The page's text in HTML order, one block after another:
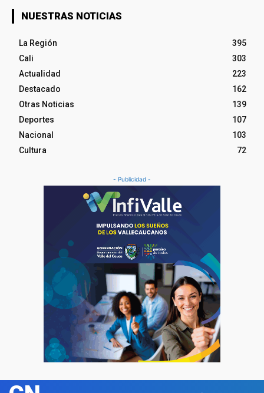
NUESTRAS NOTICIAS
La Región
395
Cali
303
Actualidad
223
Destacado
162
Otras Noticias
139
Deportes
107
Nacional
103
Cultura
72
- Publicidad -